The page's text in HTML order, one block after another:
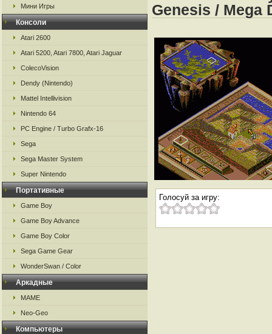
Мини Игры
Консоли
Atari 2600
Atari 5200, Atari 7800, Atari Jaguar
ColecoVision
Dendy (Nintendo)
Mattel Intellivision
Nintendo 64
PC Engine / Turbo Grafx-16
Sega
Sega Master System
Super Nintendo
Портативные
Game Boy
Game Boy Advance
Game Boy Color
Sega Game Gear
WonderSwan / Color
Аркадные
MAME
Neo-Geo
Компьютеры
Genesis / Mega
Голосуй за игру: